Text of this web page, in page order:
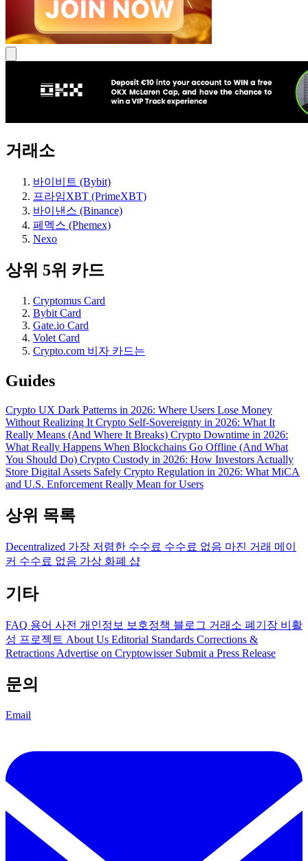
거래소
바이비트 (Bybit)
프라임XBT (PrimeXBT)
바이낸스 (Binance)
페멕스 (Phemex)
Nexo
상위 5위 카드
Cryptomus Card
Bybit Card
Gate.io Card
Volet Card
Crypto.com 비자 카드는
Guides
Crypto UX Dark Patterns in 2026: Where Users Lose Money
Without Realizing It Crypto Self-Sovereignty in 2026: What It
Really Means (And Where It Breaks) Crypto Downtime in 2026:
What Really Happens When Blockchains Go Offline (And What
You Should Do) Crypto Custody in 2026: How Investors Actually
Store Digital Assets Safely Crypto Regulation in 2026: What MiCA
and U.S. Enforcement Really Mean for Users
상위 목록
Decentralized 가장 저렴한 수수료 수수료 없음 마진 거래 메이
커 수수료 없음 가상 화폐 샵
기타
FAQ 용어 사전 개인정보 보호정책 블로그 거래소 폐기장 비활
성 프로젝트 About Us Editorial Standards Corrections &
Retractions Advertise on Cryptowisser Submit a Press Release
문의
Email